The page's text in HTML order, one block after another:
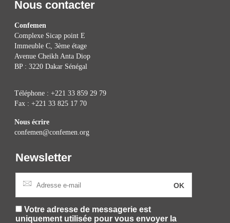
Nous contacter
Confemen
Complexe Sicap point E
Immeuble C, 3ème étage
Avenue Cheikh Anta Diop
BP : 3220 Dakar Sénégal
Téléphone : +221 33 859 29 79
Fax : +221 33 825 17 70
Nous écrire
confemen@confemen.org
Newsletter
Votre adresse de messagerie est
uniquement utilisée pour vous envoyer la